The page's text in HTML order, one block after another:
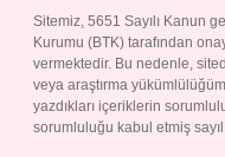
Sitemiz, 5651 Sayılı Kanun
Kurumu (BTK) tarafından
vermektedir. Bu nedenle,
veya araştırma
yazdıkları içeriklerin
sorumluluğu kabul etmiş